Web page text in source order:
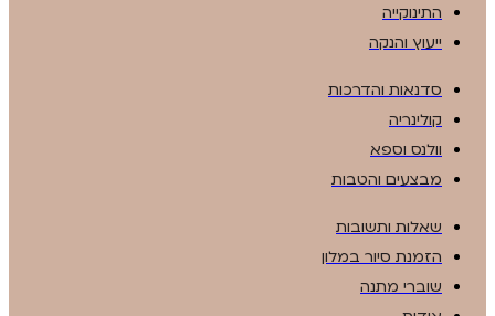
התינוקייה
ייעוץ והנקה
סדנאות והדרכות
קולינריה
וולנס וספא
מבצעים והטבות
שאלות ותשובות
הזמנת סיור במלון
שוברי מתנה